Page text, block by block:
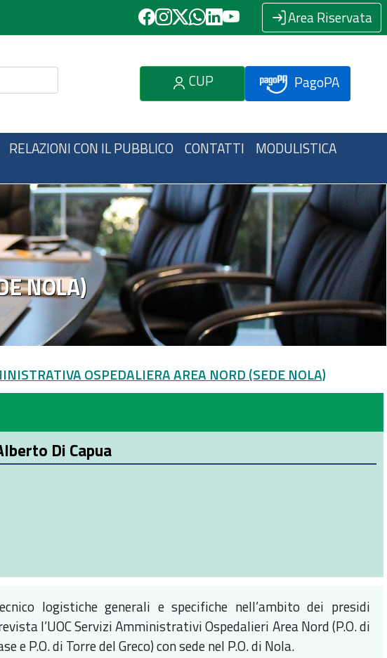
Area Riservata
CUP PagoPA
RELAZIONI CON IL PUBBLICO CONTATTI MODULISTICA
NOLA)
OSPEDALIERA AREA NORD (SEDE NOLA)
Di Capua
logistiche generali e specifiche nell’ambito dei presidi
l’UOC Servizi Amministrativi Ospedalieri Area Nord (P.O. di
e P.O. di Torre del Greco) con sede nel P.O. di Nola.